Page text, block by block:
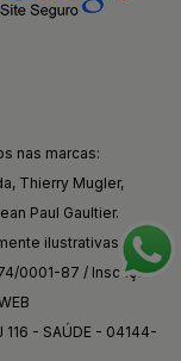
nas marcas:
Thierry Mugler,
Paul Gaultier.
ilustrativas.
0001-87 / Inscrição
116 - SAÚDE - 04144-